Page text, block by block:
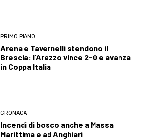
PRIMO PIANO
Arena e Tavernelli stendono il
Brescia: l’Arezzo vince 2-0 e avanza
in Coppa Italia
CRONACA
Incendi di bosco anche a Massa
Marittima e ad Anghiari